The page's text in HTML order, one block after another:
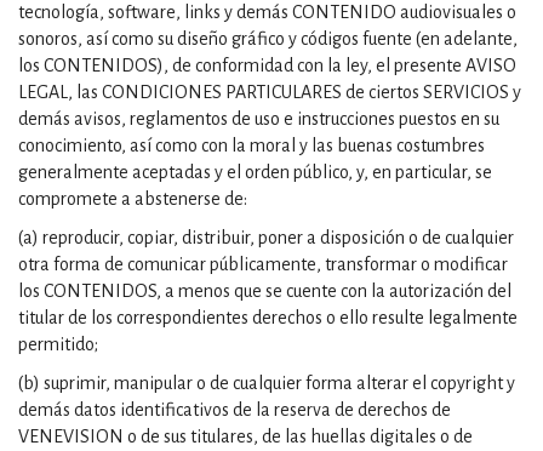
tecnología, software, links y demás CONTENIDO audiovisuales o
sonoros, así como su diseño gráfico y códigos fuente (en adelante,
los CONTENIDOS), de conformidad con la ley, el presente AVISO
LEGAL, las CONDICIONES PARTICULARES de ciertos SERVICIOS y
demás avisos, reglamentos de uso e instrucciones puestos en su
conocimiento, así como con la moral y las buenas costumbres
generalmente aceptadas y el orden público, y, en particular, se
compromete a abstenerse de:
(a) reproducir, copiar, distribuir, poner a disposición o de cualquier
otra forma de comunicar públicamente, transformar o modificar
los CONTENIDOS, a menos que se cuente con la autorización del
titular de los correspondientes derechos o ello resulte legalmente
permitido;
(b) suprimir, manipular o de cualquier forma alterar el copyright y
demás datos identificativos de la reserva de derechos de
VENEVISION o de sus titulares, de las huellas digitales o de